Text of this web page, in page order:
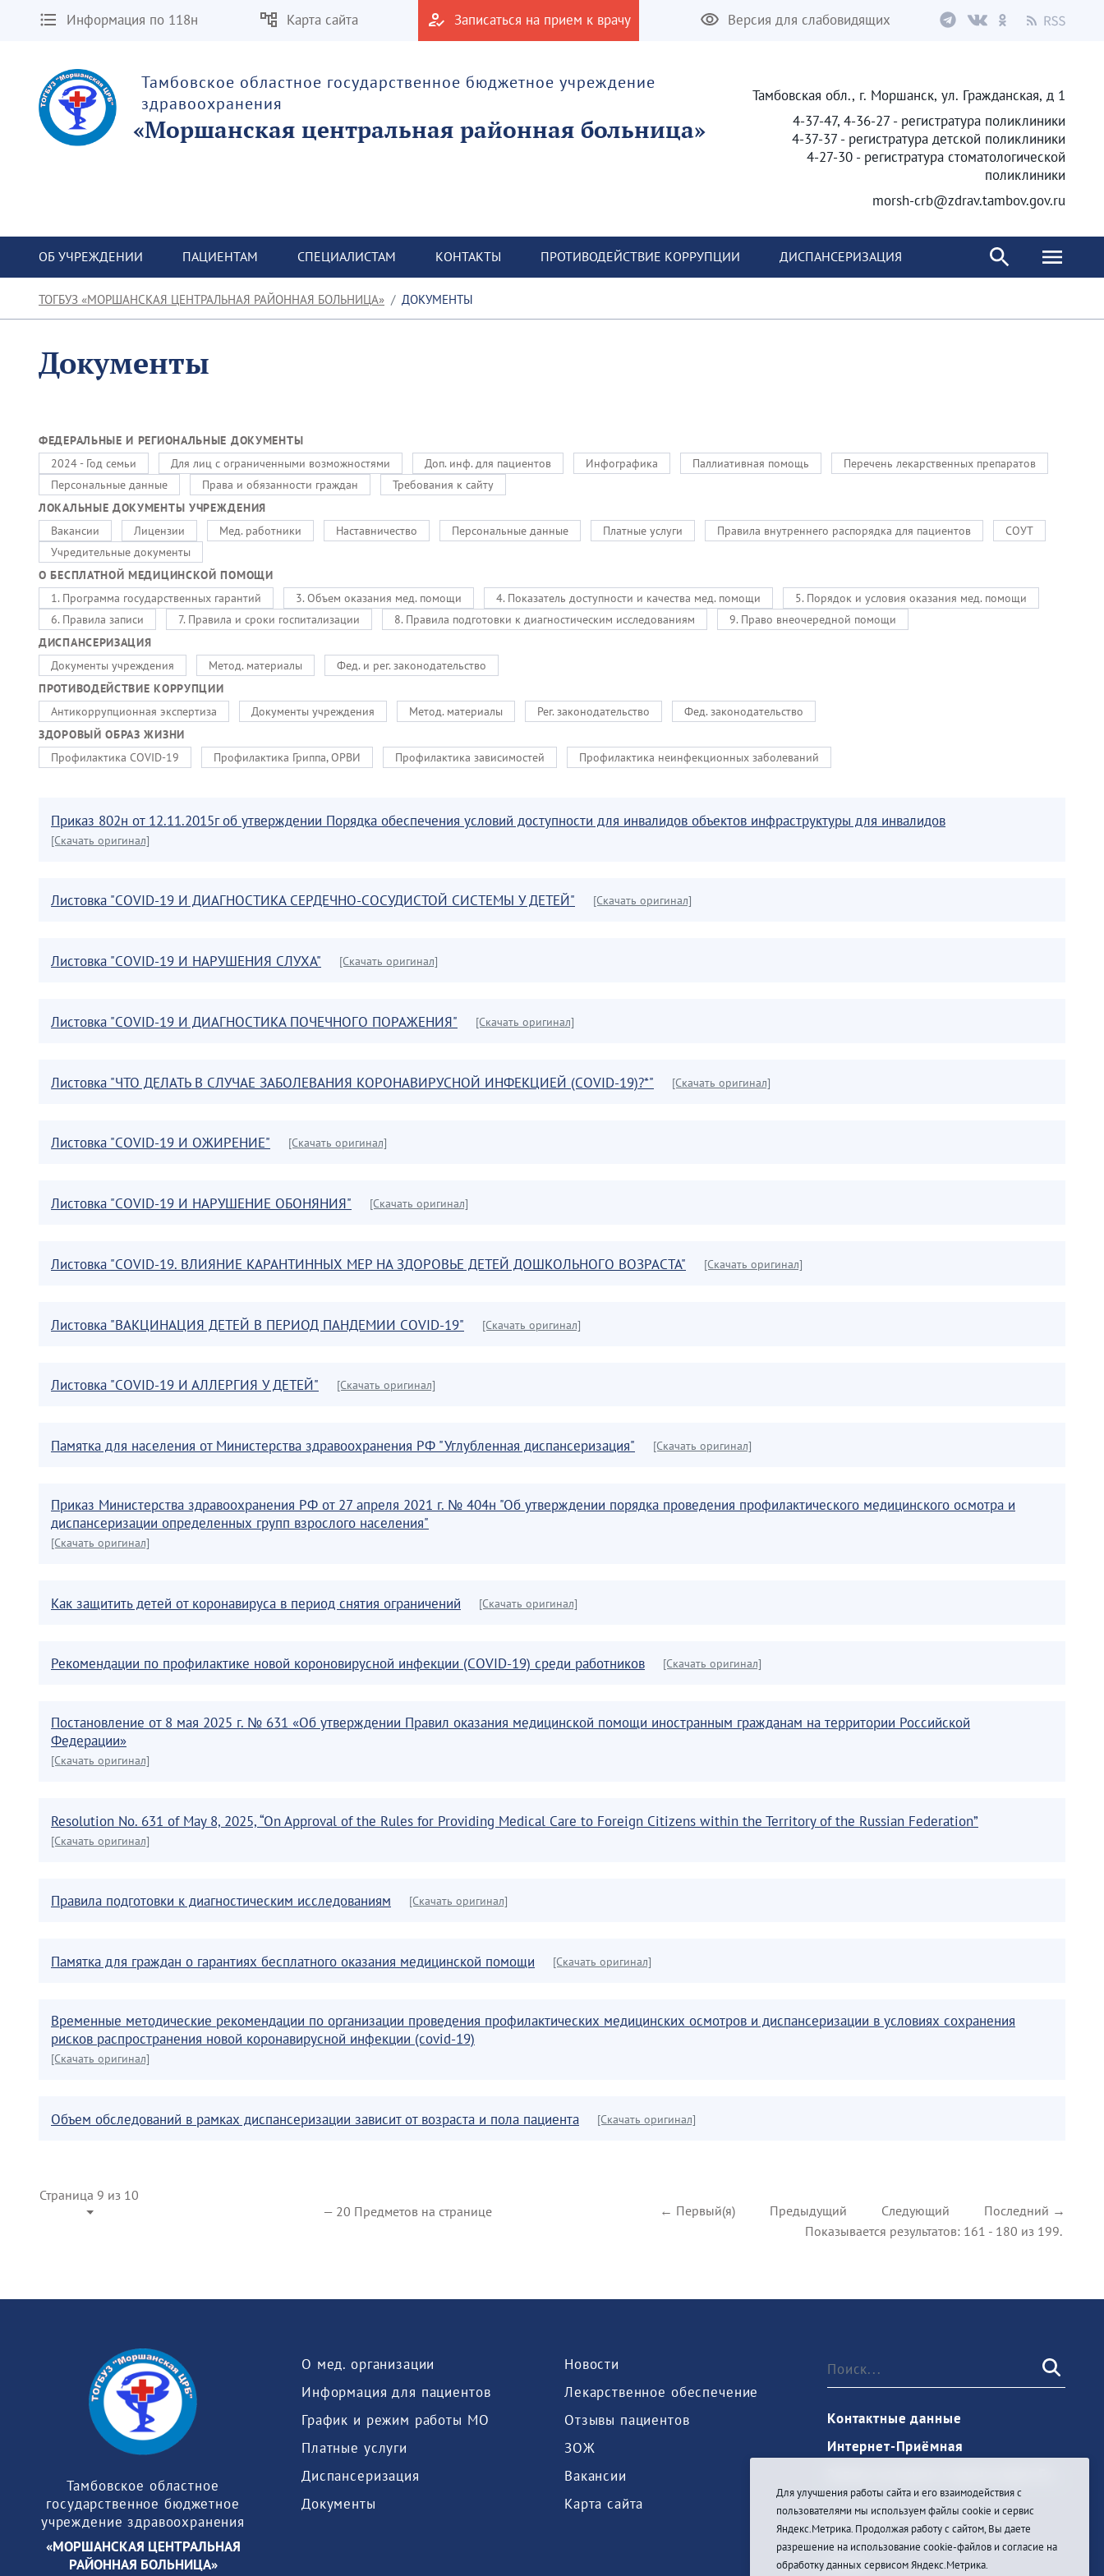
Информация по 118н Карта сайта Записаться на прием к врачу Версия для слабовидящих
Тамбовское областное государственное бюджетное учреждение
здравоохранения
«Моршанская центральная районная больница»
Тамбовская обл., г. Моршанск, ул. Гражданская, д 1
4-37-47, 4-36-27 - регистратура поликлиники
4-37-37 - регистратура детской поликлиники
4-27-30 - регистратура стоматологической
поликлиники
morsh-crb@zdrav.tambov.gov.ru
ОБ УЧРЕЖДЕНИИ ПАЦИЕНТАМ СПЕЦИАЛИСТАМ КОНТАКТЫ ПРОТИВОДЕЙСТВИЕ КОРРУПЦИИ ДИСПАНСЕРИЗАЦИЯ
ТОГБУЗ «МОРШАНСКАЯ ЦЕНТРАЛЬНАЯ РАЙОННАЯ БОЛЬНИЦА» ДОКУМЕНТЫ
Документы
ФЕДЕРАЛЬНЫЕ И РЕГИОНАЛЬНЫЕ ДОКУМЕНТЫ
2024 - Год семьи
Для лиц с ограниченными возможностями Доп. инф. для пациентов Инфографика Паллиативная помощь
Перечень лекарственных препаратов
Персональные данные
Права и обязанности граждан
Требования к сайту
ЛОКАЛЬНЫЕ ДОКУМЕНТЫ УЧРЕЖДЕНИЯ
Вакансии
Лицензии Мед. работники Наставничество Персональные данные Платные услуги Правила внутреннего распорядка для пациентов
СОУТ
Учредительные документы
О БЕСПЛАТНОЙ МЕДИЦИНСКОЙ ПОМОЩИ
1. Программа государственных гарантий
3. Объем оказания мед. помощи 4. Показатель доступности и качества мед. помощи
5. Порядок и условия оказания мед. помощи
6. Правила записи
7. Правила и сроки госпитализации 8. Правила подготовки к диагностическим исследованиям
9. Право внеочередной помощи
ДИСПАНСЕРИЗАЦИЯ
Документы учреждения
Метод. материалы
Фед. и рег. законодательство
ПРОТИВОДЕЙСТВИЕ КОРРУПЦИИ
Антикоррупционная экспертиза
Документы учреждения Метод. материалы Рег. законодательство
Фед. законодательство
ЗДОРОВЫЙ ОБРАЗ ЖИЗНИ
Профилактика COVID-19
Профилактика Гриппа, ОРВИ Профилактика зависимостей Профилактика неинфекционных заболеваний
Приказ 802н от 12.11.2015г об утверждении Порядка обеспечения условий доступности для инвалидов объектов инфраструктуры для инвалидов
[Скачать оригинал]
Листовка "COVID-19 И ДИАГНОСТИКА СЕРДЕЧНО-СОСУДИСТОЙ СИСТЕМЫ У ДЕТЕЙ" [Скачать оригинал]
Листовка "COVID-19 И НАРУШЕНИЯ СЛУХА" [Скачать оригинал]
Листовка "COVID-19 И ДИАГНОСТИКА ПОЧЕЧНОГО ПОРАЖЕНИЯ" [Скачать оригинал]
Листовка "ЧТО ДЕЛАТЬ В СЛУЧАЕ ЗАБОЛЕВАНИЯ КОРОНАВИРУСНОЙ ИНФЕКЦИЕЙ (COVID-19)?*" [Скачать оригинал]
Листовка "COVID-19 И ОЖИРЕНИЕ" [Скачать оригинал]
Листовка "COVID-19 И НАРУШЕНИЕ ОБОНЯНИЯ" [Скачать оригинал]
Листовка "COVID-19. ВЛИЯНИЕ КАРАНТИННЫХ МЕР НА ЗДОРОВЬЕ ДЕТЕЙ ДОШКОЛЬНОГО ВОЗРАСТА" [Скачать оригинал]
Листовка "ВАКЦИНАЦИЯ ДЕТЕЙ В ПЕРИОД ПАНДЕМИИ COVID-19" [Скачать оригинал]
Листовка "COVID-19 И АЛЛЕРГИЯ У ДЕТЕЙ" [Скачать оригинал]
Памятка для населения от Министерства здравоохранения РФ "Углубленная диспансеризация" [Скачать оригинал]
Приказ Министерства здравоохранения РФ от 27 апреля 2021 г. № 404н "Об утверждении порядка проведения профилактического медицинского осмотра и
диспансеризации определенных групп взрослого населения"
[Скачать оригинал]
Как защитить детей от коронавируса в период снятия ограничений [Скачать оригинал]
Рекомендации по профилактике новой короновирусной инфекции (СOVID-19) среди работников [Скачать оригинал]
Постановление от 8 мая 2025 г. № 631 «Об утверждении Правил оказания медицинской помощи иностранным гражданам на территории Российской
Федерации»
[Скачать оригинал]
Resolution No. 631 of May 8, 2025, “On Approval of the Rules for Providing Medical Care to Foreign Citizens within the Territory of the Russian Federation”
[Скачать оригинал]
Правила подготовки к диагностическим исследованиям [Скачать оригинал]
Памятка для граждан о гарантиях бесплатного оказания медицинской помощи [Скачать оригинал]
Временные методические рекомендации по организации проведения профилактических медицинских осмотров и диспансеризации в условиях сохранения
рисков распространения новой коронавирусной инфекции (covid-19)
[Скачать оригинал]
Объем обследований в рамках диспансеризации зависит от возраста и пола пациента [Скачать оригинал]
Страница 9 из 10
— 20 Предметов на странице
Показывается результатов: 161 - 180 из 199.
← Первый(я) Предыдущий Следующий Последний →
Тамбовское областное
государственное бюджетное
учреждение здравоохранения
«МОРШАНСКАЯ ЦЕНТРАЛЬНАЯ
РАЙОННАЯ БОЛЬНИЦА»
О мед. организации
Информация для пациентов
График и режим работы МО
Платные услуги
Диспансеризация
Документы
Новости
Лекарственное обеспечение
Отзывы пациентов
ЗОЖ
Вакансии
Карта сайта
Контактные данные
Интернет-Приёмная
Войти
Для улучшения работы сайта и его взаимодействия с
пользователями мы используем файлы cookie и сервис
Яндекс.Метрика. Продолжая работу с сайтом, Вы даете
разрешение на использование cookie-файлов и согласие на
обработку данных сервисом Яндекс.Метрика.